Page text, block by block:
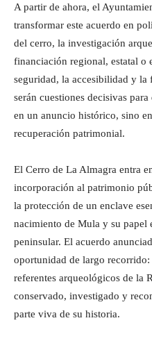
A partir de ahora, el
transformar este acuerdo en
del cerro, la investigación
financiación regional, estatal o
seguridad, la accesibilidad y la
serán cuestiones decisivas
en un anuncio histórico, sino
recuperación patrimonial.
El Cerro de La Almagra entra
incorporación al patrimonio
la protección de un enclave
nacimiento de Mula y su papel
peninsular. El acuerdo
oportunidad de largo
referentes arqueológicos de la
conservado, investigado y
parte viva de su historia.